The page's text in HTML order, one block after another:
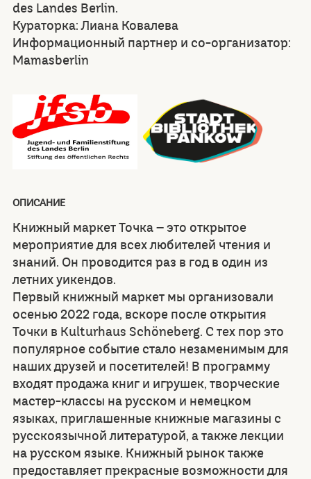
des Landes Berlin.
Кураторка: Лиана Ковалева
Информационный партнер и со-организатор:
Mamasberlin
ОПИСАНИЕ
Книжный маркет Точка – это открытое
мероприятие для всех любителей чтения и
знаний. Он проводится раз в год в один из
летних уикендов.
Первый книжный маркет мы организовали
осенью 2022 года, вскоре после открытия
Точки в Kulturhaus Schöneberg. С тех пор это
популярное событие стало незаменимым для
наших друзей и посетителей! В программу
входят продажа книг и игрушек, творческие
мастер-классы на русском и немецком
языках, приглашенные книжные магазины с
русскоязычной литературой, а также лекции
на русском языке. Книжный рынок также
предоставляет прекрасные возможности для